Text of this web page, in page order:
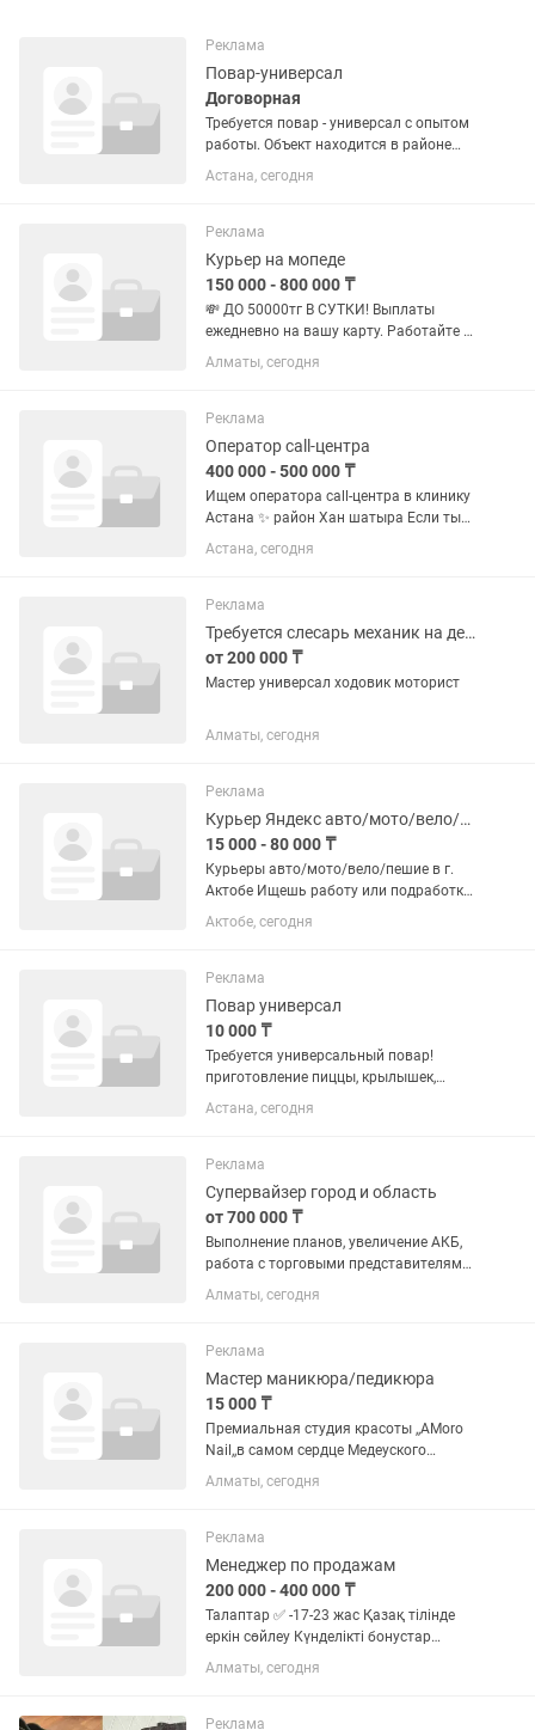
Реклама
Повар-универсал
Договорная
Требуется повар - универсал с опытом
работы. Объект находится в районе
нового вокзала Нурлы Жол График
работы с 09.00 до 20.00 часов
день Депозит 1 дневная зарплата
Астана, сегодня
Реклама
Курьер на мопеде
150 000 - 800 000 ₸
💸 ДО 50000тг В СУТКИ! Выплаты
ежедневно на вашу карту. Работайте в
удобном районе на собственном
автомобиле. Свободный график и
Принимать заказы через мобильное...
Алматы, сегодня
Реклама
Оператор call-центра
400 000 - 500 000 ₸
Ищем оператора call-центра в клинику
Астана ✨ район Хан шатыра Если ты
любишь общение, умеешь находить
общий язык с людьми и хочешь
Астана, сегодня
Реклама
Требуется слесарь механик на действующее СТО
от 200 000 ₸
Мастер универсал ходовик моторист
Алматы, сегодня
Реклама
Курьер Яндекс авто/мото/вело/пеший в г. Актобе
15 000 - 80 000 ₸
Курьеры авто/мото/вело/пешие в г.
Актобе Ищешь работу или подработку
с гибким графиком? Присоединяйся к
команде курьеров Яндекс Еды! ✨ Что
80 000 тг в день 💸 •...
Актобе, сегодня
Реклама
Повар универсал
10 000 ₸
Требуется универсальный повар!
приготовление пиццы, крылышек,
заготовка, главное желание работать .
Место работы: Сарыозен 1, район
23:30. Оплата ежедневно, Если...
Астана, сегодня
Реклама
Супервайзер город и область
от 700 000 ₸
Выполнение планов, увеличение АКБ,
работа с торговыми представителями
на закрепленных районах
Алматы, сегодня
Реклама
Мастер маникюра/педикюра
15 000 ₸
Премиальная студия красоты ,,AMoro
Nail,,в самом сердце Медеуского
района приглашает в свою команду
талантливого и амбициозного мастера
Высокий уровень дисциплины и...
Алматы, сегодня
Реклама
Менеджер по продажам
200 000 - 400 000 ₸
Талаптар ✅ -17-23 жас Қазақ тілінде
еркін сөйлеу Күнделікті бонустар
Жоғары жалағы Мықты орта График
6/1 Гибкий Зп оклад + % Біз сізді
Алматы, сегодня
Реклама